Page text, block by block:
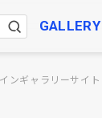
GALLERY
ンギャラリーサイト